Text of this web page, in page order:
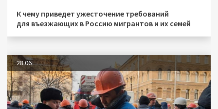
К чему приведет ужесточение требований
для въезжающих в Россию мигрантов и их семей
28.06